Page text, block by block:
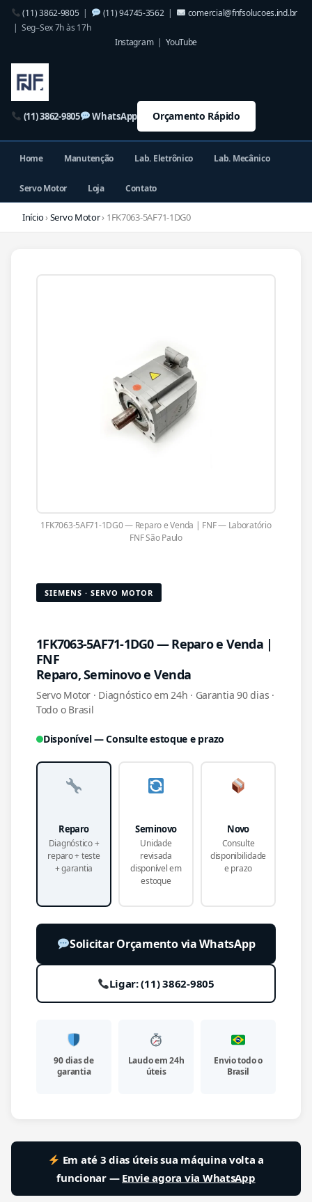
(11) 3862-9805| (11) 94745-3562|
comercial@fnfsolucoes.ind.br
| Seg–Sex 7h às 17h
Instagram|YouTube
(11) 3862-9805 WhatsApp Orçamento Rápido
Home Manutenção Lab. Eletrônico Lab. Mecânico
Servo Motor Loja Contato
Início›Servo Motor› 1FK7063-5AF71-1DG0
1FK7063-5AF71-1DG0 — Reparo e Venda | FNF — Laboratório
FNF São Paulo
SIEMENS · SERVO MOTOR
1FK7063-5AF71-1DG0 — Reparo e Venda |
FNF
Reparo, Seminovo e Venda
Servo Motor · Diagnóstico em 24h · Garantia 90 dias ·
Todo o Brasil
Disponível — Consulte estoque e prazo
Reparo
Diagnóstico +
reparo + teste
+ garantia
Seminovo
Unidade
revisada
disponível em
estoque
Novo
Consulte
disponibilidade
e prazo
Solicitar Orçamento via WhatsApp
Ligar: (11) 3862-9805
90 dias de
garantia
Laudo em 24h
úteis
Envio todo o
Brasil
Em até 3 dias úteis sua máquina volta a
funcionar — Envie agora via WhatsApp